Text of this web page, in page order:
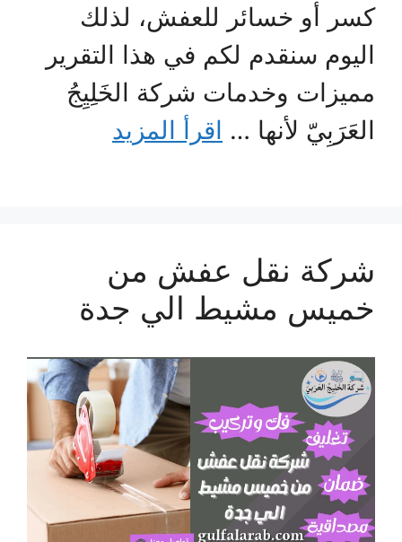
كسر أو خسائر للعفش، لذلك
اليوم سنقدم لكم في هذا التقرير
مميزات وخدمات شركة الخَلِيِجُ
العَرَبِيّ لأنها … اقرأ المزيد
شركة نقل عفش من
خميس مشيط الي جدة